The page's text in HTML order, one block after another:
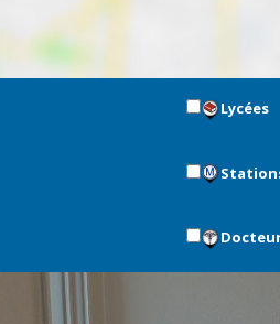
Lycées